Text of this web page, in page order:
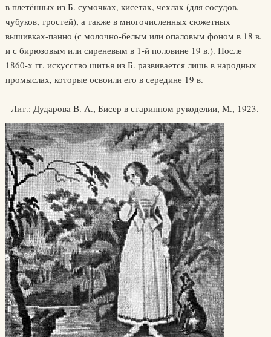
в плетённых из Б. сумочках, кисетах, чехлах (для сосудов,
чубуков, тростей), а также в многочисленных сюжетных
вышивках-панно (с молочно-белым или опаловым фоном в 18 в.
и с бирюзовым или сиреневым в 1-й половине 19 в.). После
1860-х гг. искусство шитья из Б. развивается лишь в народных
промыслах, которые освоили его в середине 19 в.
Лит.: Дударова В. А., Бисер в старинном рукоделии, М., 1923.